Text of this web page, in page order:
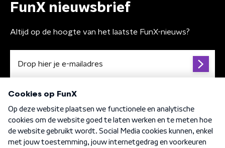
FunX nieuwsbrief
Altijd op de hoogte van het laatste FunX-nieuws?
Algemene voorwaarden Privacybeleid